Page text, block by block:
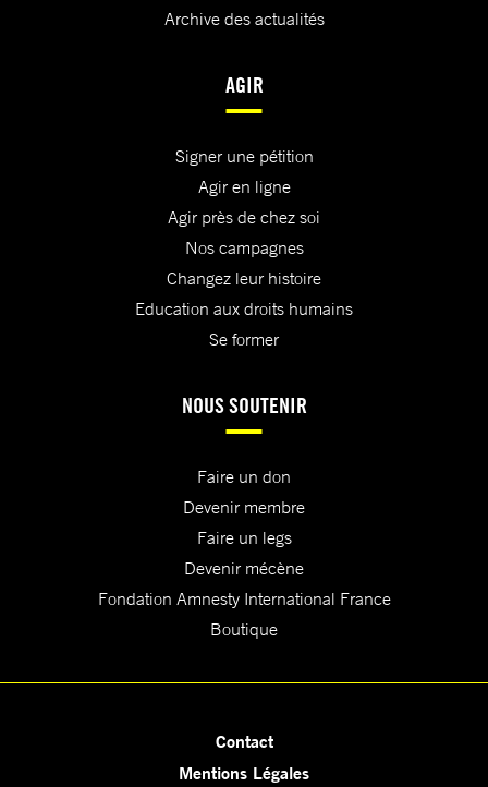
Archive des actualités
AGIR
Signer une pétition
Agir en ligne
Agir près de chez soi
Nos campagnes
Changez leur histoire
Education aux droits humains
Se former
NOUS SOUTENIR
Faire un don
Devenir membre
Faire un legs
Devenir mécène
Fondation Amnesty International France
Boutique
Contact
Mentions Légales